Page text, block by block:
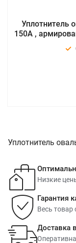
Уплотнитель
150A ,
Уплотнитель
Низкие
Гарантия
Весь товар
Доставка